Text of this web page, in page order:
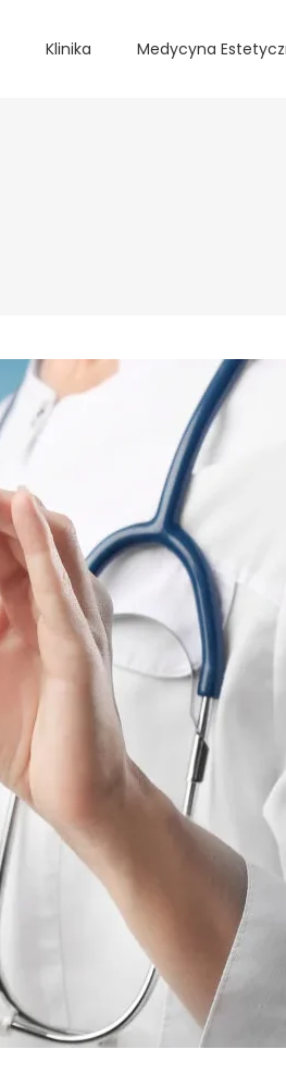
Klinika Medycyna